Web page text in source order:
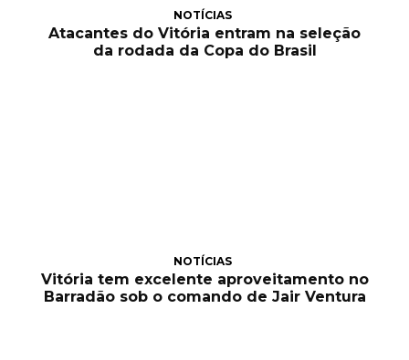
NOTÍCIAS
Atacantes do Vitória entram na seleção
da rodada da Copa do Brasil
NOTÍCIAS
Vitória tem excelente aproveitamento no
Barradão sob o comando de Jair Ventura